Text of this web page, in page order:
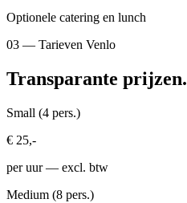
Optionele catering en lunch
03 — Tarieven Venlo
Transparante prijzen.
Small (4 pers.)
€ 25,-
per uur— excl. btw
Medium (8 pers.)